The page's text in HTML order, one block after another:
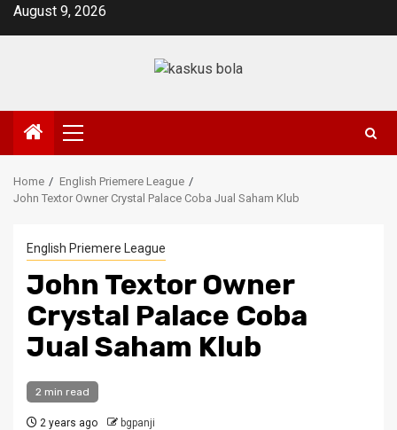
SkipAugust 9, 2026
Primary
Menu
Home
English Priemere League
John Textor Owner Crystal Palace Coba Jual Saham Klub
English Priemere League
John Textor Owner
Crystal Palace Coba
Jual Saham Klub
2 min read
2 years ago bgpanji